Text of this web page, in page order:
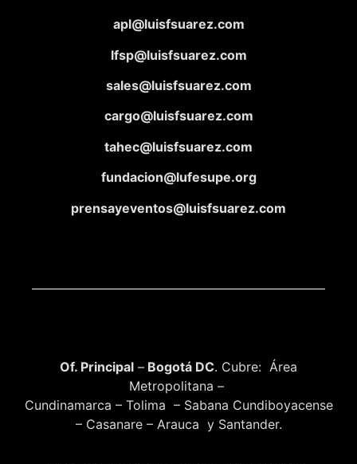
apl@luisfsuarez.com
lfsp@luisfsuarez.com
sales@luisfsuarez.com
cargo@luisfsuarez.com
tahec@luisfsuarez.com
fundacion@lufesupe.org
prensayeventos@luisfsuarez.com
Of. Principal – Bogotá DC. Cubre: Área
Metropolitana –
Cundinamarca – Tolima – Sabana Cundiboyacense
– Casanare – Arauca y Santander.